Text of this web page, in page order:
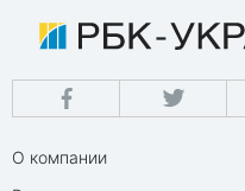
О компании